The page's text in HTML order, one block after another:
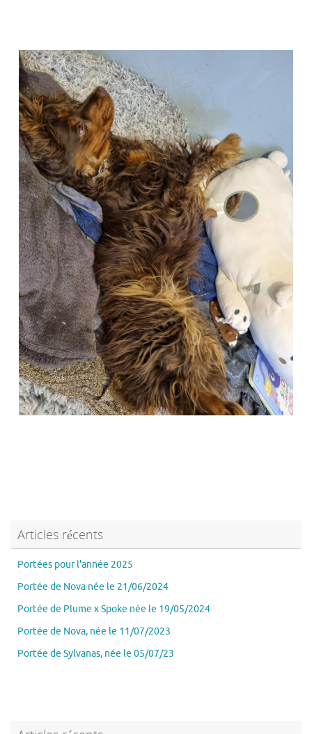
Articles récents
Portées pour l'année 2025
Portée de Nova née le 21/06/2024
Portée de Plume x Spoke née le 19/05/2024
Portée de Nova, née le 11/07/2023
Portée de Sylvanas, née le 05/07/23